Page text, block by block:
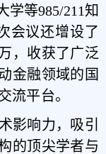
学等985/211知
会议还增设了
，收获了广泛
金融领域的国
流平台。
影响力，吸引
的顶尖学者与